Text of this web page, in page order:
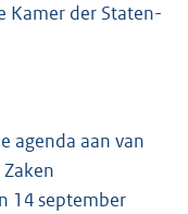
Kamer der Staten-
agenda aan van
14 september